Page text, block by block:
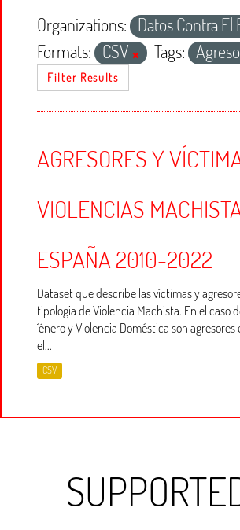
Organizations: Datos Contra El
Formats: CSV Tags:
Filter Results
AGRESORES Y
VIOLENCIAS
ESPAÑA 2010-2022
Dataset que describe las víctimas y
tipologia de Violencia Machista. En el caso
´énero y Violencia Doméstica son
el...
CSV